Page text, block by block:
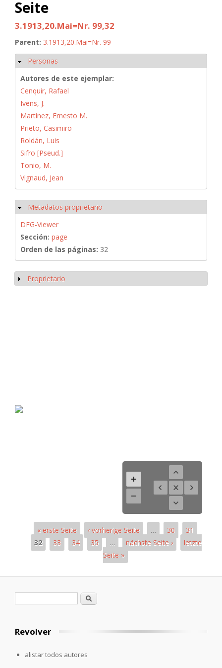
Seite
3.1913,20.Mai=Nr. 99,32
Parent: 3.1913,20.Mai=Nr. 99
Ocultar
Personas
Autores de este ejemplar:
Cenquir, Rafael
Ivens, J.
Martínez, Ernesto M.
Prieto, Casimiro
Roldán, Luis
Sifro [Pseud.]
Tonio, M.
Vignaud, Jean
Ocultar
Metadatos proprietario
DFG-Viewer
Sección: page
Orden de las páginas: 32
Mostrar
Proprietario
« erste Seite ‹ vorherige Seite … 30
31
32
33 34 35 … nächste Seite ›
letzte
Seite »
Formulario de búsqueda
Buscar
Revolver
alistar todos autores